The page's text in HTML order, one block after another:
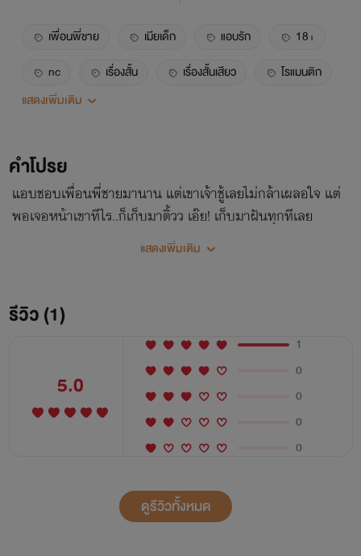
เพื่อนพี่ชาย เมียเด็ก แอบรัก
18+
nc
เรื่องสั้น เรื่องสั้นเสียว
โรแมนติก
ดราม่า
แสดงเพิ่มเติม
คำโปรย
แอบชอบเพื่อนพี่ชายมานาน แต่เขาเจ้าชู้เลยไม่กล้าเผลอใจ แต่
พอเจอหน้าเขาทีไร..ก็เก็บมาติ้วว เอ๊ย! เก็บมาฝันทุกทีเลย
แสดงเพิ่มเติม
รีวิว (1)
5.0
1
0
0
0
0
ดูรีวิวทั้งหมด